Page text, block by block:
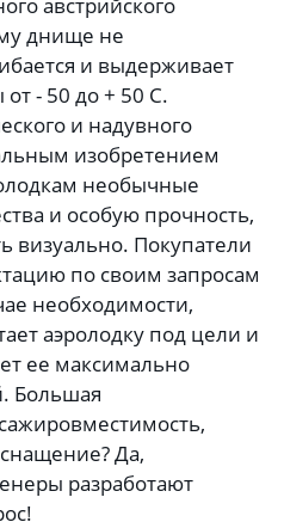
днище не
и выдерживает
- 50 до + 50 С.
и надувного
изобретением
необычные
и особую прочность,
визуально. Покупатели
по своим запросам
необходимости,
аэролодку под цели и
ее максимально
Большая
Да,
разработают